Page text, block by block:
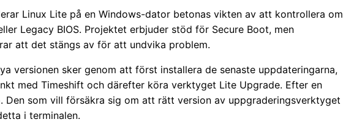
Linux Lite på en Windows-dator betonas vikten av att kontrollera om
Legacy BIOS. Projektet erbjuder stöd för Secure Boot, men
att det stängs av för att undvika problem.
versionen sker genom att först installera de senaste uppdateringarna,
med Timeshift och därefter köra verktyget Lite Upgrade. Efter en
Den som vill försäkra sig om att rätt version av uppgraderingsverktyget
i terminalen.